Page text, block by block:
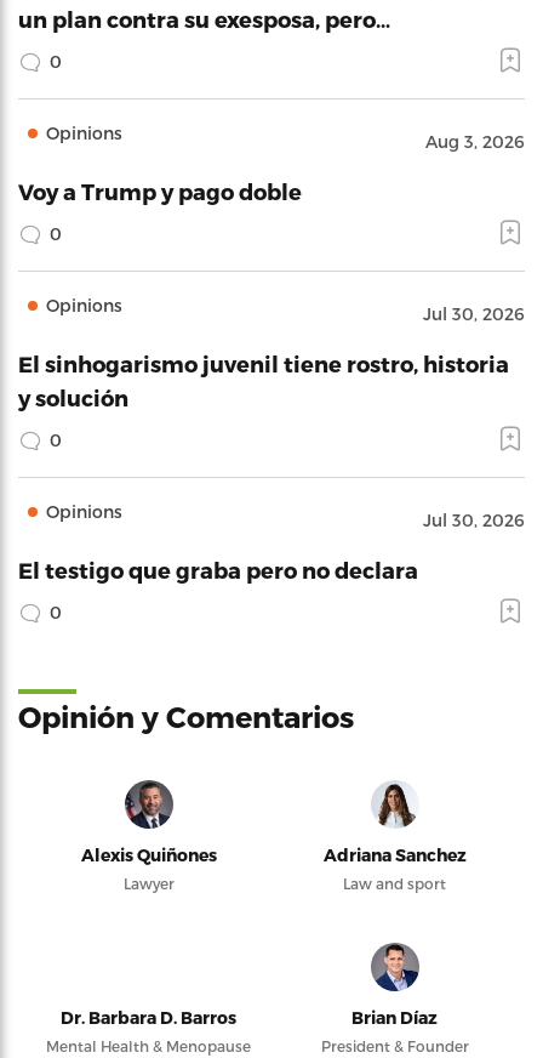
un plan contra su exesposa, pero…
0
Opinions Aug 3, 2026
Voy a Trump y pago doble
0
Opinions Jul 30, 2026
El sinhogarismo juvenil tiene rostro, historia
y solución
0
Opinions Jul 30, 2026
El testigo que graba pero no declara
0
Opinión y Comentarios
Alexis Quiñones
Lawyer
Adriana Sanchez
Law and sport
Dr. Barbara D. Barros
Mental Health & Menopause
Brian Díaz
President & Founder